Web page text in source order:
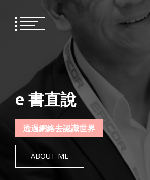
content
e 書直說
透過網絡去認識世界
ABOUT ME